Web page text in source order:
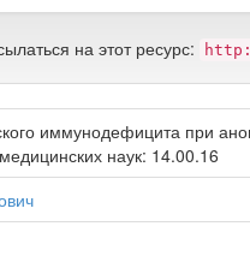
на этот ресурс:
иммунодефицита при
наук: 14.00.16